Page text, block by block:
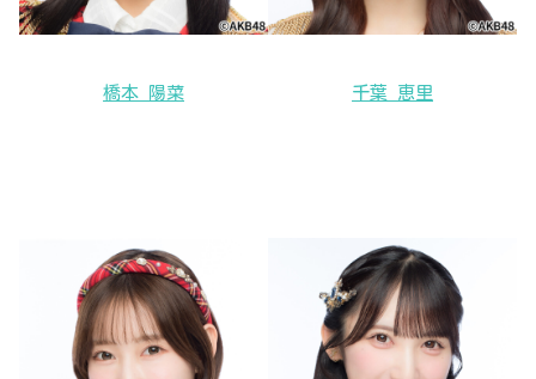
橋本 陽菜 千葉 恵里